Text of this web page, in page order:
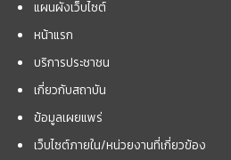
แผนผังเว็บไซต์
หน้าแรก
บริการประชาชน
เกี่ยวกับสถาบัน
ข้อมูลเผยแพร่
เว็บไซต์ภายใน/หน่วยงานที่เกี่ยวข้อง